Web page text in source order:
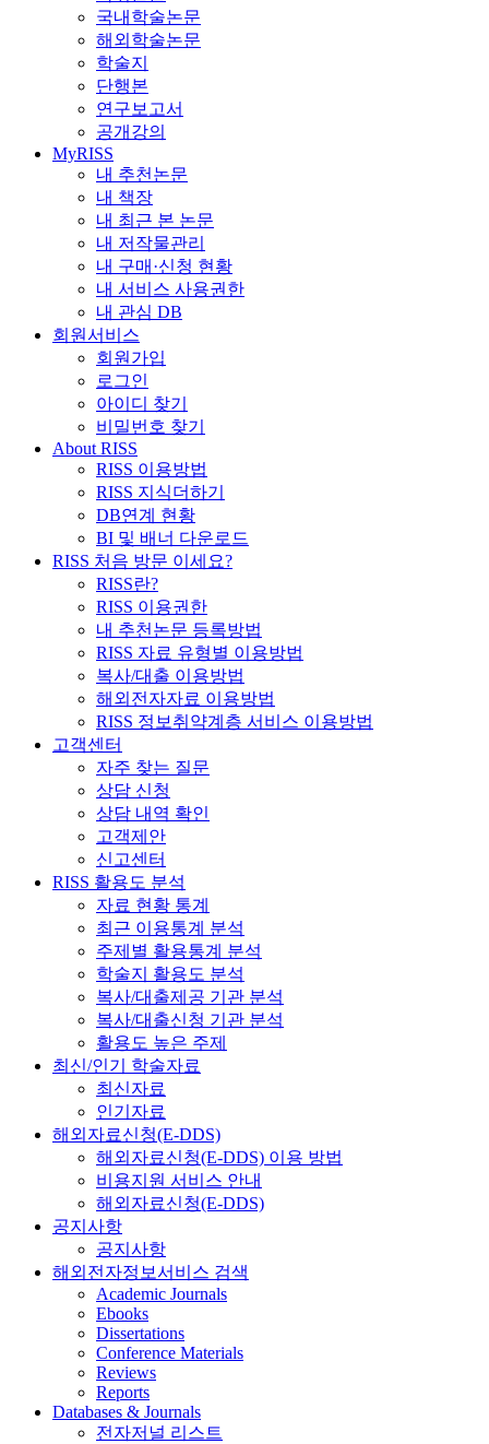
국내학술논문
해외학술논문
학술지
단행본
연구보고서
공개강의
MyRISS
내 추천논문
내 책장
내 최근 본 논문
내 저작물관리
내 구매·신청 현황
내 서비스 사용권한
내 관심 DB
회원서비스
회원가입
로그인
아이디 찾기
비밀번호 찾기
About RISS
RISS 이용방법
RISS 지식더하기
DB연계 현황
BI 및 배너 다운로드
RISS 처음 방문 이세요?
RISS란?
RISS 이용권한
내 추천논문 등록방법
RISS 자료 유형별 이용방법
복사/대출 이용방법
해외전자자료 이용방법
RISS 정보취약계층 서비스 이용방법
고객센터
자주 찾는 질문
상담 신청
상담 내역 확인
고객제안
신고센터
RISS 활용도 분석
자료 현황 통계
최근 이용통계 분석
주제별 활용통계 분석
학술지 활용도 분석
복사/대출제공 기관 분석
복사/대출신청 기관 분석
활용도 높은 주제
최신/인기 학술자료
최신자료
인기자료
해외자료신청(E-DDS)
해외자료신청(E-DDS) 이용 방법
비용지원 서비스 안내
해외자료신청(E-DDS)
공지사항
공지사항
해외전자정보서비스 검색
Academic Journals
Ebooks
Dissertations
Conference Materials
Reviews
Reports
Databases & Journals
전자저널 리스트